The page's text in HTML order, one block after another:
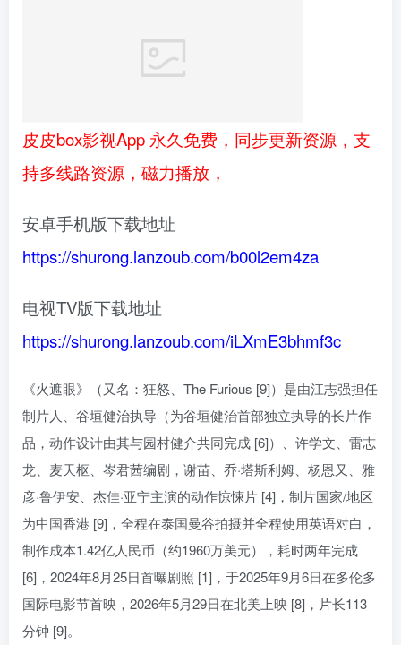
皮皮box影视App 永久免费，同步更新资源，支
持多线路资源，磁力播放，
安卓手机版下载地址
https://shurong.lanzoub.com/b00l2em4za
电视TV版下载地址
https://shurong.lanzoub.com/iLXmE3bhmf3c
《火遮眼》（又名：狂怒、The Furious [9]）是由江志强担任
制片人、谷垣健治执导（为谷垣健治首部独立执导的长片作
品，动作设计由其与园村健介共同完成 [6]）、许学文、雷志
龙、麦天枢、岑君茜编剧，谢苗、乔·塔斯利姆、杨恩又、雅
彦·鲁伊安、杰佳·亚宁主演的动作惊悚片 [4]，制片国家/地区
为中国香港 [9]，全程在泰国曼谷拍摄并全程使用英语对白，
制作成本1.42亿人民币（约1960万美元），耗时两年完成
[6]，2024年8月25日首曝剧照 [1]，于2025年9月6日在多伦多
国际电影节首映，2026年5月29日在北美上映 [8]，片长113
分钟 [9]。